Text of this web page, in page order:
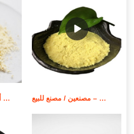
أفضل سعر المواد الخام apam/مسحوق بولي أكريلاميد أنيوني بوليمر بولي أكريلاميد قابل للذوبان في الزيت – مصنعين / مصنع للبيع